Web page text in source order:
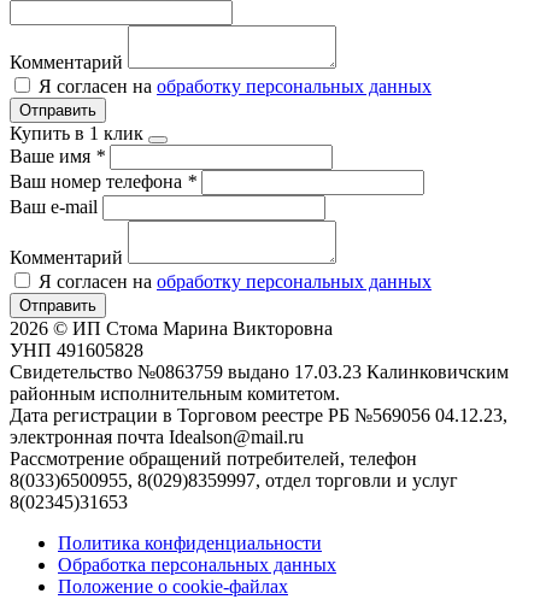
Комментарий
Я согласен на обработку персональных данных
Отправить
Купить в 1 клик
Ваше имя *
Ваш номер телефона *
Ваш e-mail
Комментарий
Я согласен на обработку персональных данных
Отправить
2026 © ИП Стома Марина Викторовна
УНП 491605828
Свидетельство №0863759 выдано 17.03.23 Калинковичским
районным исполнительным комитетом.
Дата регистрации в Торговом реестре РБ №569056 04.12.23,
электронная почта Idealson@mail.ru
Рассмотрение обращений потребителей, телефон
8(033)6500955, 8(029)8359997, отдел торговли и услуг
8(02345)31653
Политика конфиденциальности
Обработка персональных данных
Положение о cookie-файлах